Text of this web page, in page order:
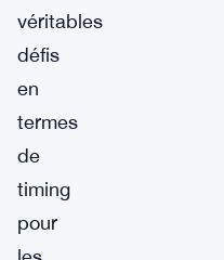
véritables
défis
en
termes
de
timing
pour